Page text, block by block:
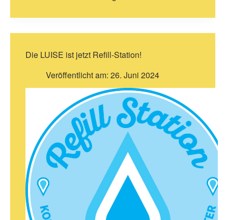
Die LUISE ist jetzt Refill-Station!
Veröffentlicht am: 26. Juni 2024